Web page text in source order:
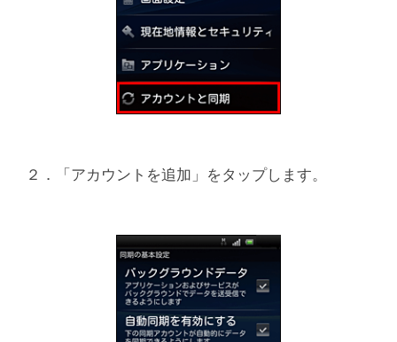
２．「アカウントを追加」をタップします。